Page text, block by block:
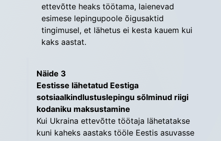
ettevõtte heaks töötama, laienevad
esimese lepingupoole õigusaktid
tingimusel, et lähetus ei kesta kauem kui
kaks aastat.
Näide 3
Eestisse lähetatud Eestiga
sotsiaalkindlustuslepingu sõlminud riigi
kodaniku ­maksustamine
Kui Ukraina ettevõtte töötaja lähetatakse
kuni kaheks aastaks tööle Eestis asuvasse